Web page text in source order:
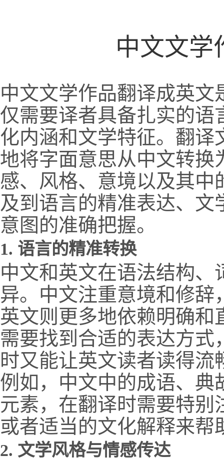
中文文学
中文文学作品翻译成英
仅需要译者具备扎实的语
化内涵和文学特征。翻
地将字面意思从中文转换
感、风格、意境以及其
及到语言的精准表达、
意图的准确把握。
1. 语言的精准转换
中文和英文在语法结构
异。中文注重意境和修
英文则更多地依赖明确
需要找到合适的表达方
时又能让英文读者读得流
例如，中文中的成语、典
元素，在翻译时需要特
或者适当的文化解释来帮
2. 文学风格与情感传达